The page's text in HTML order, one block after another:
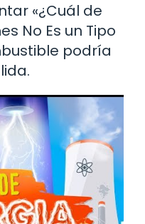
«¿Cuál de
No Es un Tipo
podría